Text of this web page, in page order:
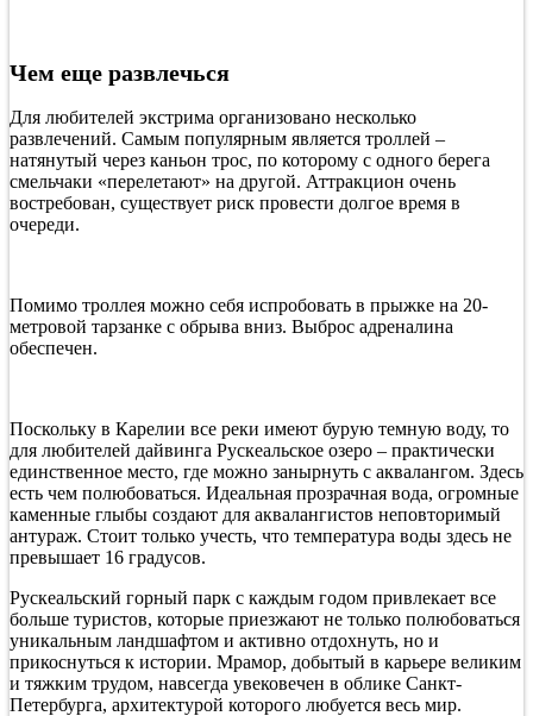
Чем еще развлечься
Для любителей экстрима организовано несколько
развлечений. Самым популярным является троллей –
натянутый через каньон трос, по которому с одного берега
смельчаки «перелетают» на другой. Аттракцион очень
востребован, существует риск провести долгое время в
очереди.
Помимо троллея можно себя испробовать в прыжке на 20-
метровой тарзанке с обрыва вниз. Выброс адреналина
обеспечен.
Поскольку в Карелии все реки имеют бурую темную воду, то
для любителей дайвинга Рускеальское озеро – практически
единственное место, где можно занырнуть с аквалангом. Здесь
есть чем полюбоваться. Идеальная прозрачная вода, огромные
каменные глыбы создают для аквалангистов неповторимый
антураж. Стоит только учесть, что температура воды здесь не
превышает 16 градусов.
Рускеальский горный парк с каждым годом привлекает все
больше туристов, которые приезжают не только полюбоваться
уникальным ландшафтом и активно отдохнуть, но и
прикоснуться к истории. Мрамор, добытый в карьере великим
и тяжким трудом, навсегда увековечен в облике Санкт-
Петербурга, архитектурой которого любуется весь мир.